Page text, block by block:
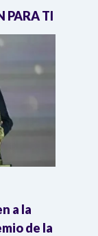
PARA TI
a la
de la